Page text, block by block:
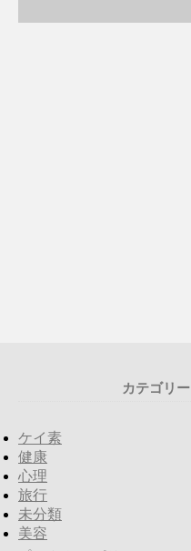
カテゴリー
ケイ素
健康
心理
旅行
未分類
美容